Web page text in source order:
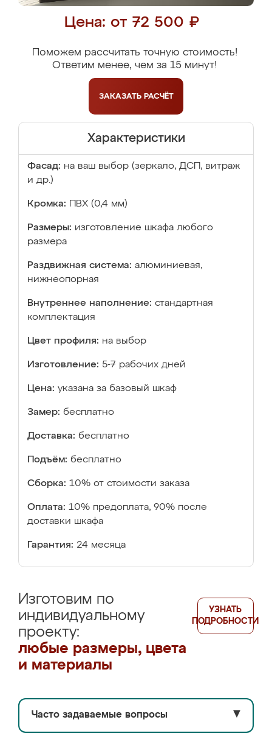
Цена: от 72 500 ₽
Поможем рассчитать точную стоимость!
Ответим менее, чем за 15 минут!
ЗАКАЗАТЬ РАСЧЁТ
Характеристики
Фасад: на ваш выбор (зеркало, ДСП, витраж
и др.)
Кромка: ПВХ (0,4 мм)
Размеры: изготовление шкафа любого
размера
Раздвижная система: алюминиевая,
нижнеопорная
Внутреннее наполнение: стандартная
комплектация
Цвет профиля: на выбор
Изготовление: 5-7 рабочих дней
Цена: указана за базовый шкаф
Замер: бесплатно
Доставка: бесплатно
Подъём: бесплатно
Сборка: 10% от стоимости заказа
Оплата: 10% предоплата, 90% после
доставки шкафа
Гарантия: 24 месяца
Изготовим по
индивидуальному
проекту:
любые размеры, цвета
и материалы
УЗНАТЬ
ПОДРОБНОСТИ
Часто задаваемые вопросы ▼